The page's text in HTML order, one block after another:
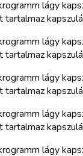
lágy
tartalmaz
lágy
tartalmaz
lágy
tartalmaz
lágy
tartalmaz
lágy